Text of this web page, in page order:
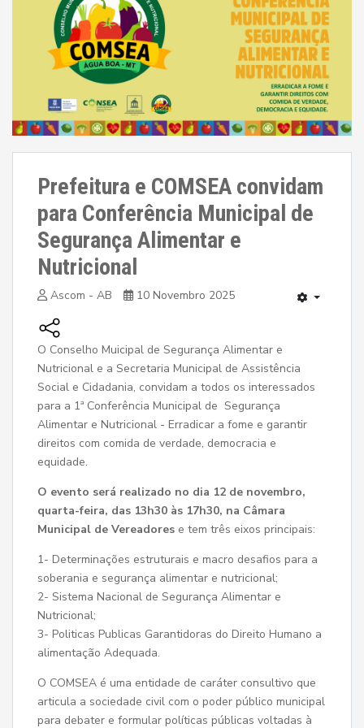
Prefeitura e COMSEA convidam
para Conferência Municipal de
Segurança Alimentar e
Nutricional
Ascom - AB 10 Novembro 2025
O Conselho Muicipal de Segurança Alimentar e
Nutricional e a Secretaria Municipal de Assistência
Social e Cidadania, convidam a todos os interessados
para a 1ª Conferência Municipal de Segurança
Alimentar e Nutricional - Erradicar a fome e garantir
direitos com comida de verdade, democracia e
equidade.
O evento será realizado no dia 12 de novembro,
quarta-feira, das 13h30 às 17h30, na Câmara
Municipal de Vereadores e tem três eixos principais:
1- Determinações estruturais e macro desafios para a
soberania e segurança alimentar e nutricional;
2- Sistema Nacional de Segurança Alimentar e
Nutricional;
3- Politicas Publicas Garantidoras do Direito Humano a
alimentação Adequada.
O COMSEA é uma entidade de caráter consultivo que
articula a sociedade civil com o poder público municipal
para debater e formular políticas públicas voltadas à